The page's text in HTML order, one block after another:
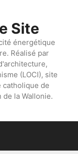
Site
énergétique
Réalisé par
(LOCI), site
catholique de
la Wallonie.